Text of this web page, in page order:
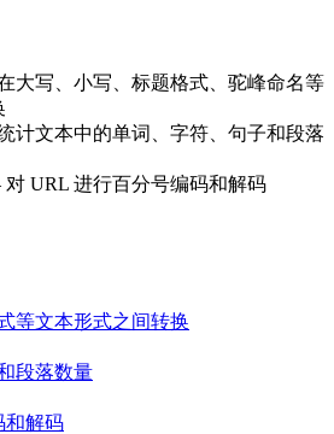
大写、小写、标题格式、驼峰命名等
计文本中的单词、字符、句子和段落
URL 进行百分号编码和解码
等文本形式之间转换
段落数量
和解码